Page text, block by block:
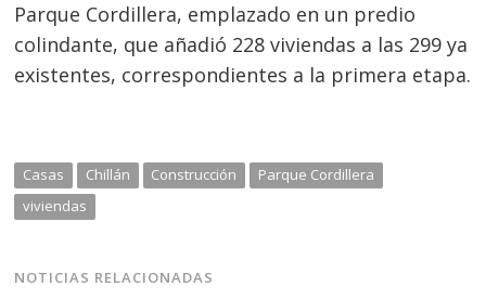
Parque Cordillera, emplazado en un predio
colindante, que añadió 228 viviendas a las 299 ya
existentes, correspondientes a la primera etapa.
Casas Chillán Construcción
Parque Cordillera
viviendas
NOTICIAS RELACIONADAS